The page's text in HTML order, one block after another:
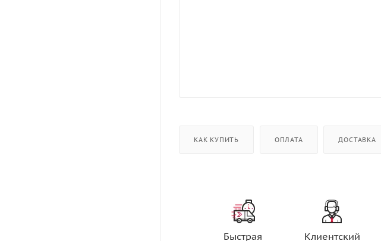
КАК КУПИТЬ ОПЛАТА ДОСТАВКА
Быстрая
Клиентский